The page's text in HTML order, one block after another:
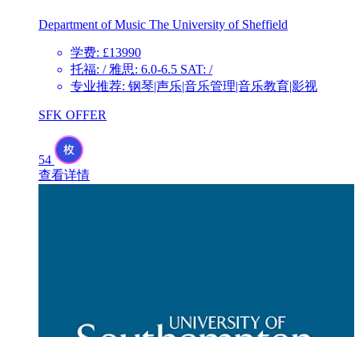
Department of Music The University of Sheffield
学费: £13990
托福: / 雅思: 6.0-6.5 SAT: /
专业推荐: 钢琴|声乐|音乐管理|音乐教育|影视
SFK OFFER
54
查看详情